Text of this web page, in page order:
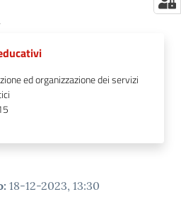
ed organizzazione dei servizi
: 18-12-2023, 13:30